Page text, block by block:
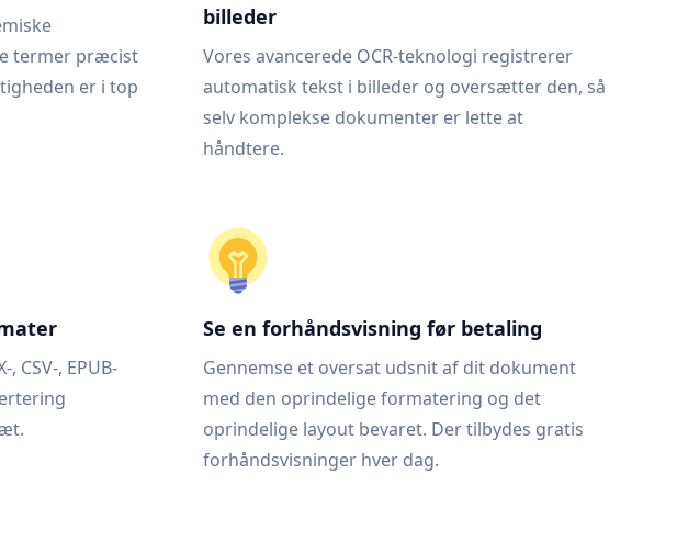
termer præcist
er i top
billeder
Vores avancerede OCR-teknologi registrerer
automatisk tekst i billeder og oversætter den, så
selv komplekse dokumenter er lette at
håndtere.
, CSV-, EPUB-
Se en forhåndsvisning før betaling
Gennemse et oversat udsnit af dit dokument
med den oprindelige formatering og det
oprindelige layout bevaret. Der tilbydes gratis
forhåndsvisninger hver dag.